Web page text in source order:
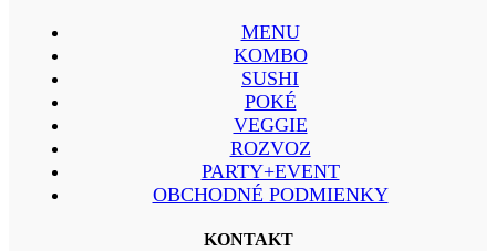
MENU
KOMBO
SUSHI
POKÉ
VEGGIE
ROZVOZ
PARTY+EVENT
OBCHODNÉ PODMIENKY
KONTAKT